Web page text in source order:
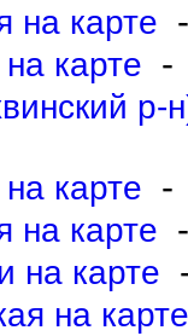
на карте -
карте -
р-
карте -
на карте -
на карте
на карте